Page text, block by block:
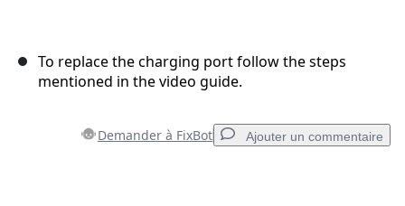
To replace the charging port follow the steps
mentioned in the video guide.
Demander à FixBot Ajouter un commentaire